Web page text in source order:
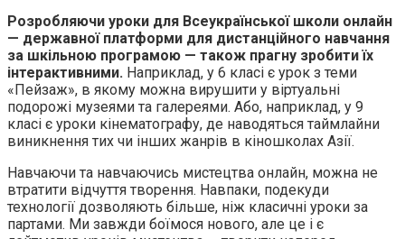
Розробляючи уроки для Всеукраїнської школи онлайн
— державної платформи для дистанційного навчання
за шкільною програмою — також прагну зробити їх
інтерактивними. Наприклад, у 6 класі є урок з теми
«Пейзаж», в якому можна вирушити у віртуальні
подорожі музеями та галереями. Або, наприклад, у 9
класі є уроки кінематографу, де наводяться таймлайни
виникнення тих чи інших жанрів в кіношколах Азії.
Навчаючи та навчаючись мистецтва онлайн, можна не
втратити відчуття творення. Навпаки, подекуди
технології дозволяють більше, ніж класичні уроки за
партами. Ми завжди боїмося нового, але це і є